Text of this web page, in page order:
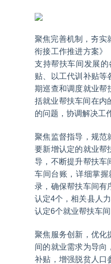
聚焦完善机制，夯实
衔接工作推进方案》
支持帮扶车间发展
贴、以工代训补贴等
期巡查和调度就业帮
括就业帮扶车间在内
的问题，协调解决工
聚焦监督指导，规范
要新增认定的就业帮
导，不断提升帮扶车
车间台账，详细掌
录，确保帮扶车间有
认定4个，相关县人
认定6个就业帮扶车
聚焦服务创新，优化
间的就业需求为导向
补贴，增强脱贫人口